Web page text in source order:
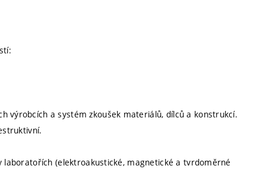
výrobcích a systém zkoušek materiálů, dílců a konstrukcí.
(elektroakustické, magnetické a tvrdoměrné